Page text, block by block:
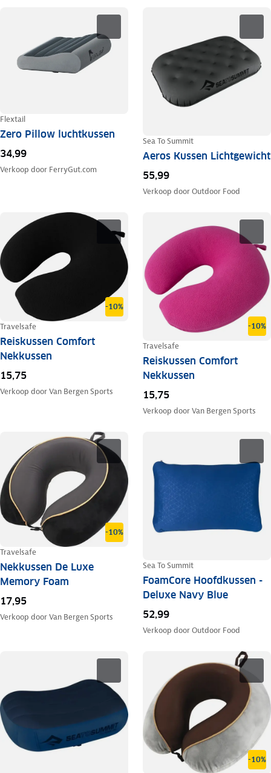
Flextail
Zero Pillow luchtkussen
34,99
Verkoop door FerryGut.com
Sea To Summit
Aeros Kussen Lichtgewicht
55,99
Verkoop doorOutdoor Food
-10%
Travelsafe
Reiskussen Comfort
Nekkussen
15,75
Verkoop doorVan Bergen Sports
-10%
Travelsafe
Reiskussen Comfort
Nekkussen
15,75
Verkoop doorVan Bergen Sports
-10%
Travelsafe
Nekkussen De Luxe
Memory Foam
17,95
Verkoop doorVan Bergen Sports
Sea To Summit
FoamCore Hoofdkussen -
Deluxe Navy Blue
52,99
Verkoop doorOutdoor Food
-10%